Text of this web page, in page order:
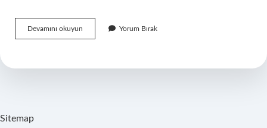
Devamını okuyun
Projesi
Yorum Bırak
Sitemap